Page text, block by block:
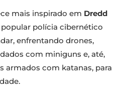
mais inspirado em Dredd
polícia cibernético
enfrentando drones,
com miniguns e, até,
armados com katanas, para